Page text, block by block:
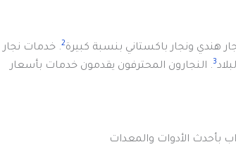
هندي ونجار باكستاني بنسبة كبيرة2. خدمات نجار
3. النجارون المحترفون يقدمون خدمات بأسعار
بأحدث الأدوات والمعدات